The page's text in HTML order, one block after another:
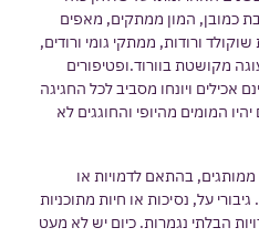
כמובן, המון ממתקים, מאפים
שוקולד ורודות, ממתקי גומי ורודים,
מקושטת בוורוד.ופטיפורים
אכילים ויונחו מסביב לכל החגיגה
המומים מהיופי והחוגגים לא
ממותגים, בהתאם לדמויות או
על, נסיכות או חיות מתוכניות
הבלתי נגמרות. כיום יש לא מעט